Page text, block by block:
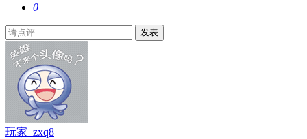
0
发表
玩家_zxq8